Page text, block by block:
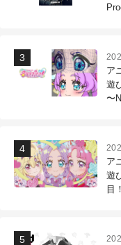
ア
遊
〜
ア
遊
目